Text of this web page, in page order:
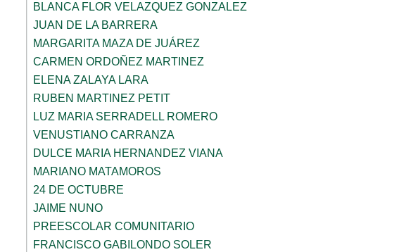
BLANCA FLOR VELAZQUEZ GONZALEZ
JUAN DE LA BARRERA
MARGARITA MAZA DE JUÁREZ
CARMEN ORDOÑEZ MARTINEZ
ELENA ZALAYA LARA
RUBEN MARTINEZ PETIT
LUZ MARIA SERRADELL ROMERO
VENUSTIANO CARRANZA
DULCE MARIA HERNANDEZ VIANA
MARIANO MATAMOROS
24 DE OCTUBRE
JAIME NUNO
PREESCOLAR COMUNITARIO
FRANCISCO GABILONDO SOLER